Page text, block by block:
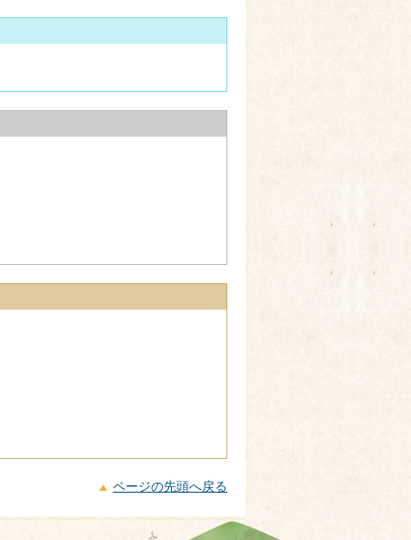
ページの先頭へ戻る